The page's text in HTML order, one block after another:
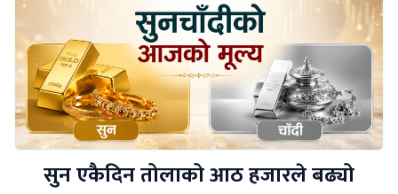
सुन एकैदिन तोलाको आठ हजारले बढ्यो